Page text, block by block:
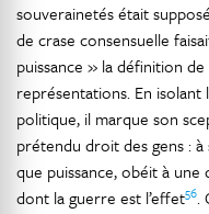
souverainetés était
de crase consensuelle
puissance » la définition
représentations. En isolant
politique, il marque son
prétendu droit des gens :
que puissance, obéit à une
dont la guerre est l’effet56.